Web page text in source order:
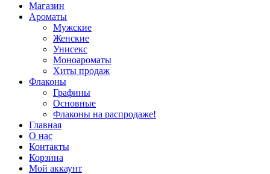
Магазин
Ароматы
Мужские
Женские
Унисекс
Моноароматы
Хиты продаж
Флаконы
Графины
Основные
Флаконы на распродаже!
Главная
О нас
Контакты
Корзина
Мой аккаунт